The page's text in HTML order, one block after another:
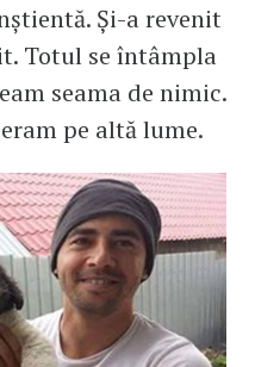
Și-a revenit
Totul se întâmpla
seama de nimic.
pe altă lume.